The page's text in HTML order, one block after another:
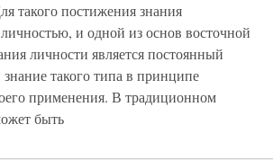
такого постижения знания
и одной из основ восточной
личности является постоянный
такого типа в принципе
применения. В традиционном
быть